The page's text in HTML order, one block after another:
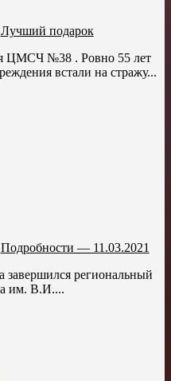
Лучший подарок
ЦМСЧ №38 . Ровно 55 лет
встали на стражу...
Подробности — 11.03.2021
завершился региональный
им. В.И....